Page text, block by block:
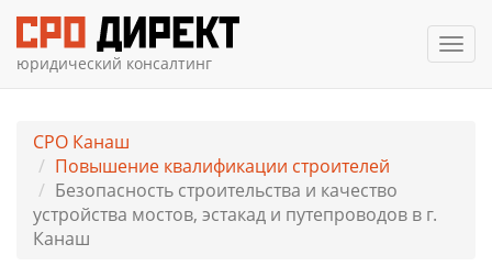
юридический консалтинг
СРО Канаш
Повышение квалификации строителей
Безопасность строительства и качество
устройства мостов, эстакад и путепроводов в г.
Канаш